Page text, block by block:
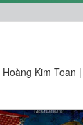
Kim Toan |